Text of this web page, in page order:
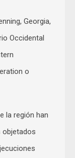
Georgia,
Occidental
o
la región han
objetados